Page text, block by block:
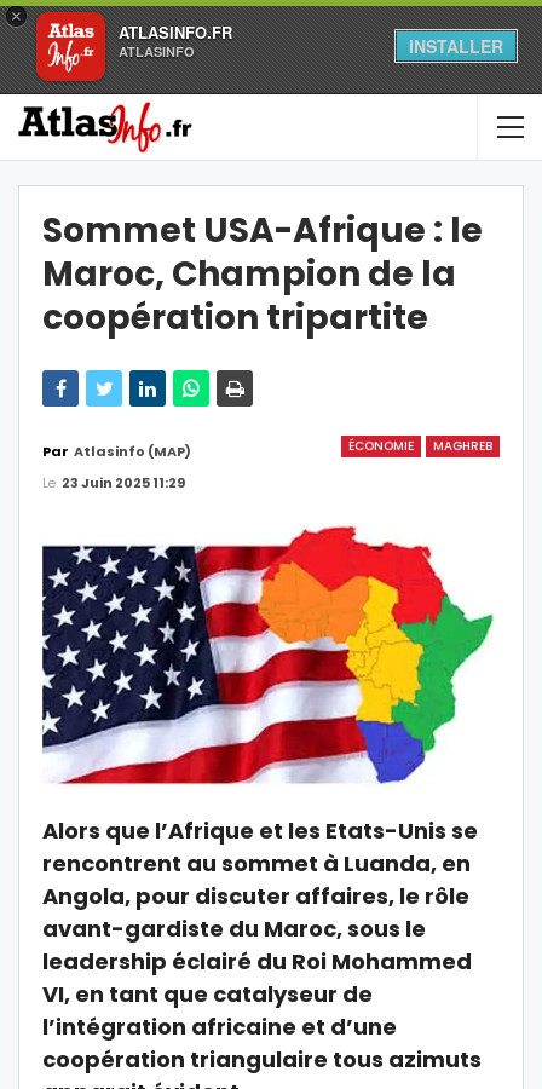
×
ATLASINFO.FR
ATLASINFO INSTALLER
Sommet USA-Afrique : le
Maroc, Champion de la
coopération tripartite
ÉCONOMIE MAGHREB
Par Atlasinfo (MAP)
Le 23 Juin 2025 11:29
Alors que l’Afrique et les Etats-Unis se
rencontrent au sommet à Luanda, en
Angola, pour discuter affaires, le rôle
avant-gardiste du Maroc, sous le
leadership éclairé du Roi Mohammed
VI, en tant que catalyseur de
l’intégration africaine et d’une
coopération triangulaire tous azimuts